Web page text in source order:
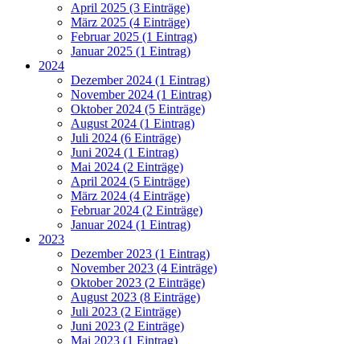
April 2025 (3 Einträge)
März 2025 (4 Einträge)
Februar 2025 (1 Eintrag)
Januar 2025 (1 Eintrag)
2024
Dezember 2024 (1 Eintrag)
November 2024 (1 Eintrag)
Oktober 2024 (5 Einträge)
August 2024 (1 Eintrag)
Juli 2024 (6 Einträge)
Juni 2024 (1 Eintrag)
Mai 2024 (2 Einträge)
April 2024 (5 Einträge)
März 2024 (4 Einträge)
Februar 2024 (2 Einträge)
Januar 2024 (1 Eintrag)
2023
Dezember 2023 (1 Eintrag)
November 2023 (4 Einträge)
Oktober 2023 (2 Einträge)
August 2023 (8 Einträge)
Juli 2023 (2 Einträge)
Juni 2023 (2 Einträge)
Mai 2023 (1 Eintrag)